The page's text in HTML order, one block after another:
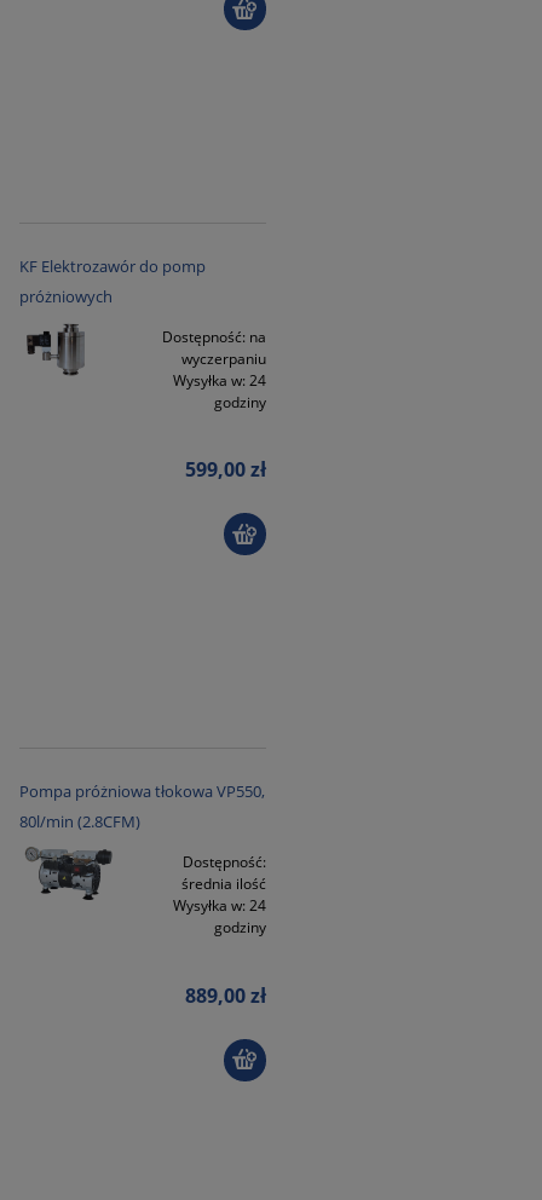
KF Elektrozawór do pomp
próżniowych
Dostępność: na
wyczerpaniu
Wysyłka w: 24
godziny
599,00 zł
Pompa próżniowa tłokowa VP550,
80l/min (2.8CFM)
Dostępność:
średnia ilość
Wysyłka w: 24
godziny
889,00 zł